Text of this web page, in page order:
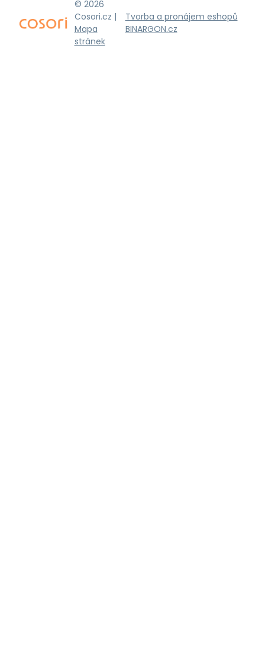
© 2026
Cosori.cz |
Mapa
stránek
Tvorba a pronájem eshopů
BINARGON.cz